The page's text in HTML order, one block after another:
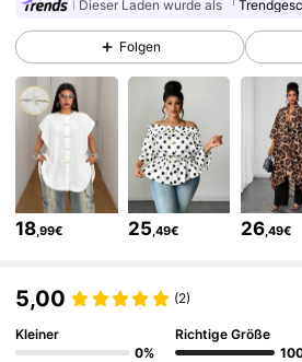
4,78
350K Follower
4,78 350K Follower
350K Follower
Dieser Laden wurde als 「
Folgen
18,99€ 25,49€ 26,49€
5,00 (2)
Kleiner
0%
Richtige Größe